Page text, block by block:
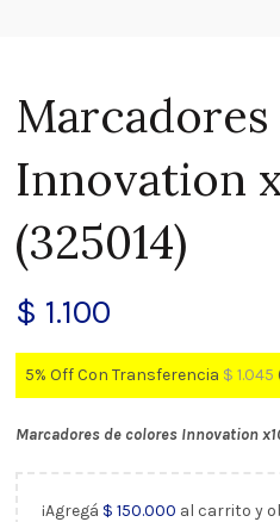
Innovation
(325014)
$ 1.100
5% Off Con Transferencia $ 1.045
Marcadores de colores Innovation
¡Agregá $ 150.000 al carrito y